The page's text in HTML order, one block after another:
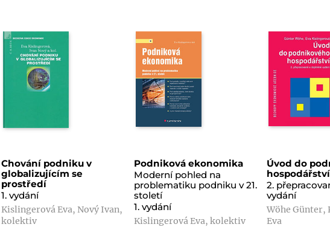
Chování podniku v
globalizujícím se
prostředí
1. vydání
Kislingerová Eva, Nový Ivan,
kolektiv
Podniková ekonomika
Moderní pohled na
problematiku podniku v 21.
století
1. vydání
Kislingerová Eva, kolektiv
Úvod do
hospodářství
2.
vydání
Wöhe Günter,
Eva